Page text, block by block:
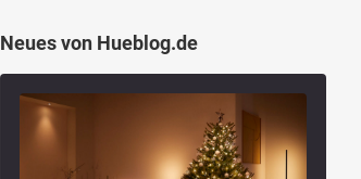
Neues von Hueblog.de